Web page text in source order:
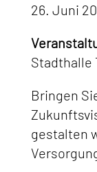
26. Juni
Stadthalle
Bringen
gestalten